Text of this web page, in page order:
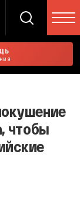
чтобы